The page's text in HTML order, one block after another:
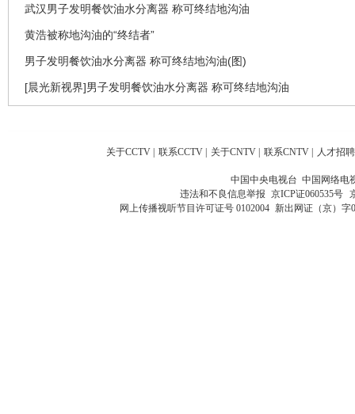
武汉男子发明餐饮油水分离器 称可终结地沟油
黄浩被称地沟油的“终结者”
男子发明餐饮油水分离器 称可终结地沟油(图)
[晨光新视界]男子发明餐饮油水分离器 称可终结地沟油
关于CCTV | 联系CCTV | 关于CNTV | 联系CNTV | 人才招聘
中国中央电视台 中国网络电
违法和不良信息举报 京ICP证060535号
网上传播视听节目许可证号 0102004 新出网证（京）